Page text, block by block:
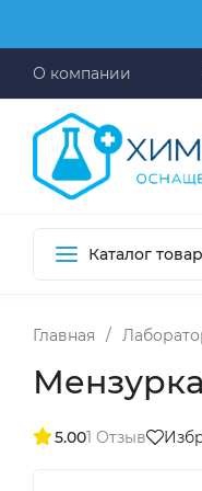
О компании
Каталог
Главная /
5.001 Отзыв